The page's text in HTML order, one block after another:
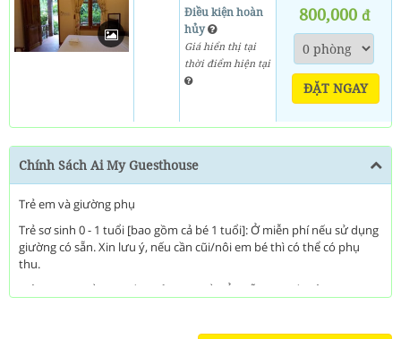
Điều kiện hoàn
hủy
Giá hiển thị tại
thời điểm hiện tại
800,000 đ
ĐẶT NGAY
Chính Sách Ai My Guesthouse
Trẻ em và giường phụ
Trẻ sơ sinh 0 - 1 tuổi [bao gồm cả bé 1 tuổi]: Ở miễn phí nếu sử dụng
giường có sẵn. Xin lưu ý, nếu cần cũi/nôi em bé thì có thể có phụ
thu.
Trẻ em 2-5 tuổi [bao gồm cả bé 5 tuổi] Ở miễn phí nếu sử dụng